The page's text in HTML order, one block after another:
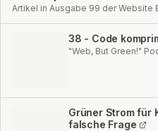
Artikel in Ausgabe 99 der Website
38 - Code
"Web, But Green!"
Grüner Strom für
falsche Frage